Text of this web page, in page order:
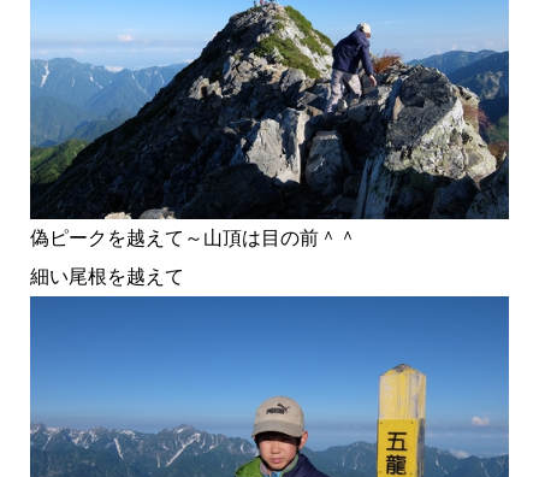
偽ピークを越えて～山頂は目の前＾＾
細い尾根を越えて